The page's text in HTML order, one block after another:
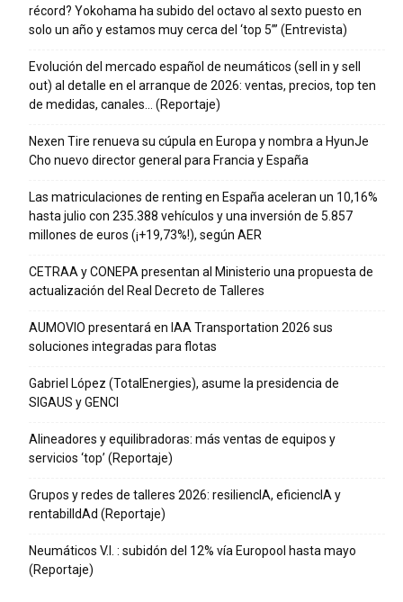
récord? Yokohama ha subido del octavo al sexto puesto en
solo un año y estamos muy cerca del ‘top 5’” (Entrevista)
Evolución del mercado español de neumáticos (sell in y sell
out) al detalle en el arranque de 2026: ventas, precios, top ten
de medidas, canales… (Reportaje)
Nexen Tire renueva su cúpula en Europa y nombra a HyunJe
Cho nuevo director general para Francia y España
Las matriculaciones de renting en España aceleran un 10,16%
hasta julio con 235.388 vehículos y una inversión de 5.857
millones de euros (¡+19,73%!), según AER
CETRAA y CONEPA presentan al Ministerio una propuesta de
actualización del Real Decreto de Talleres
AUMOVIO presentará en IAA Transportation 2026 sus
soluciones integradas para flotas
Gabriel López (TotalEnergies), asume la presidencia de
SIGAUS y GENCI
Alineadores y equilibradoras: más ventas de equipos y
servicios ‘top’ (Reportaje)
Grupos y redes de talleres 2026: resiliencIA, eficiencIA y
rentabilIdAd (Reportaje)
Neumáticos V.I. : subidón del 12% vía Europool hasta mayo
(Reportaje)